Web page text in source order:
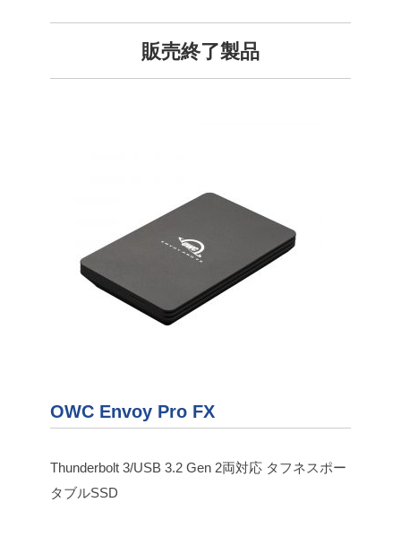
販売終了製品
OWC Envoy Pro FX
Thunderbolt 3/USB 3.2 Gen 2両対応 タフネスポー
タブルSSD